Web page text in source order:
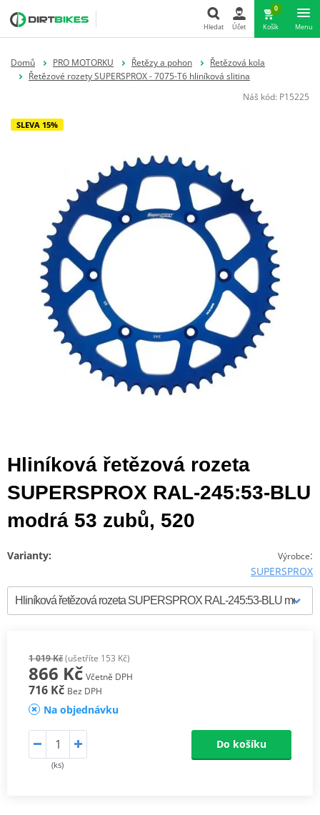
Hledat Účet
0
Košík Menu
Domů PRO MOTORKU Řetězy a pohon
Řetězová kola
Řetězové rozety SUPERSPROX - 7075-T6 hliníková slitina
Náš kód: P15225
SLEVA 15%
Hliníková řetězová rozeta
SUPERSPROX RAL-245:53-BLU
modrá 53 zubů, 520
Výrobce:
SUPERSPROX
Varianty:
1 019 Kč(ušetříte 153 Kč)
866 Kč Včetně DPH
716 Kč Bez DPH
Na objednávku
(ks)
Do košíku